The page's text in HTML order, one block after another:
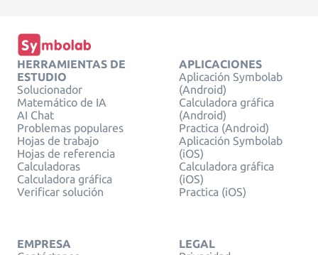
HERRAMIENTAS DE
ESTUDIO
Solucionador
Matemático de IA
AI Chat
Problemas populares
Hojas de trabajo
Hojas de referencia
Calculadoras
Calculadora gráfica
Verificar solución
APLICACIONES
Aplicación Symbolab
(Android)
Calculadora gráfica
(Android)
Practica (Android)
Aplicación Symbolab
(iOS)
Calculadora gráfica
(iOS)
Practica (iOS)
EMPRESA
LEGAL